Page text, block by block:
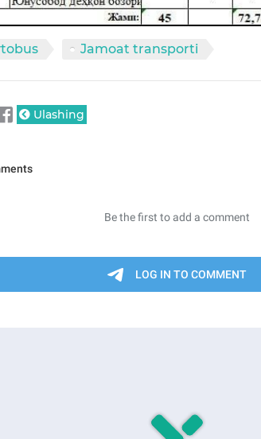
Jamoat transporti
Ulashing